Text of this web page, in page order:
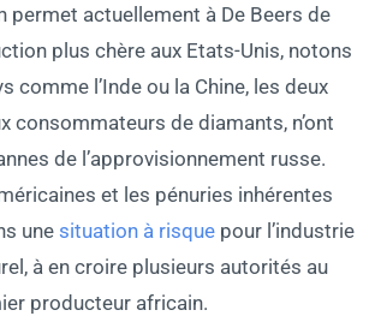
permet actuellement à De Beers de
plus chère aux Etats-Unis, notons
comme l’Inde ou la Chine, les deux
consommateurs de diamants, n’ont
de l’approvisionnement russe.
et les pénuries inhérentes
une situation à risque pour l’industrie
à en croire plusieurs autorités au
producteur africain.